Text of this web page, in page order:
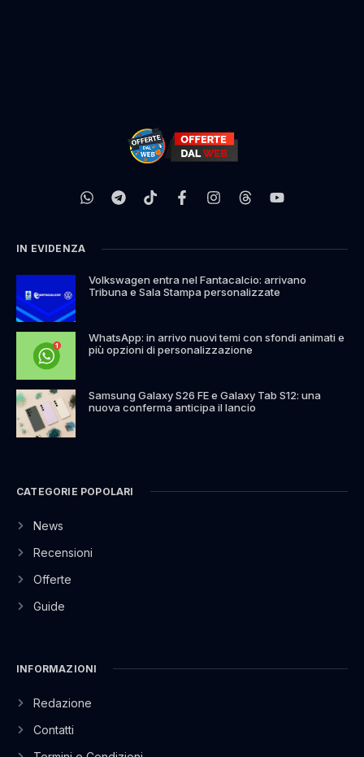
IN EVIDENZA
Volkswagen entra nel Fantacalcio: arrivano
Tribuna e Sala Stampa personalizzate
WhatsApp: in arrivo nuovi temi con sfondi animati e
più opzioni di personalizzazione
Samsung Galaxy S26 FE e Galaxy Tab S12: una
nuova conferma anticipa il lancio
CATEGORIE POPOLARI
News
Recensioni
Offerte
Guide
INFORMAZIONI
Redazione
Contatti